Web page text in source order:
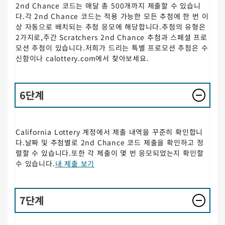
2nd Chance 코드는 매달 총 500개까지 제출할 수 있습니
다.각 2nd Chance 코드는 적용 가능한 모든 추첨에 한 번 이
상 자동으로 배치되는 추첨 응모에 해당합니다.추첨의 유형은
2가지로,주간 Scratchers 2nd Chance 추첨과 스페셜 프로
모션 추첨이 있습니다.저희가 드리는 특별 프로모션 추첨은 수
신함이나 calottery.com에서 찾아보세요.
6단계
California Lottery 계정에서 제출 내역을 꾸준히 확인합니
다.날짜 및 추첨별로 2nd Chance 코드 제출을 확인하고 정
렬할 수 있습니다.또한 각 제출이 몇 번 응모되었는지 확인할
수 있습니다.내 제출 보기
7단계